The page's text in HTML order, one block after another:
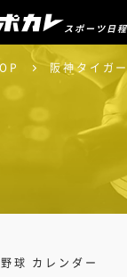
スポーツ日
阪神タイガ
野球 カレンダー